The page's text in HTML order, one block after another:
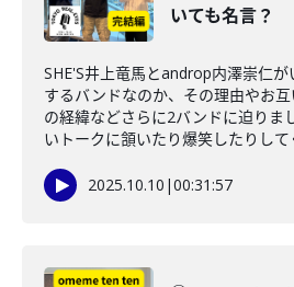
いても名言？
SHE'S井上竜馬とandrop内澤崇仁
するバンドなのか、その理由やお
の経緯などさらに2バンドに迫りま
いトークに頷いたり爆笑したりして
2025.10.10 |00:31:57